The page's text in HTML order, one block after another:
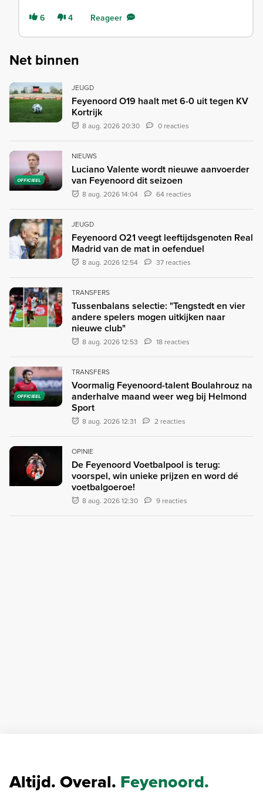
6 4 Reageer
Net binnen
JEUGD
Feyenoord O19 haalt met 6-0 uit tegen KV
Kortrijk
8 aug. 2026 20:30 0 reacties
OFFICIEEL
NIEUWS
Luciano Valente wordt nieuwe aanvoerder
van Feyenoord dit seizoen
8 aug. 2026 14:04 64 reacties
JEUGD
Feyenoord O21 veegt leeftijdsgenoten Real
Madrid van de mat in oefenduel
8 aug. 2026 12:54 37 reacties
TRANSFERS
Tussenbalans selectie: "Tengstedt en vier
andere spelers mogen uitkijken naar
nieuwe club"
8 aug. 2026 12:53 18 reacties
OFFICIEEL
TRANSFERS
Voormalig Feyenoord-talent Boulahrouz na
anderhalve maand weer weg bij Helmond
Sport
8 aug. 2026 12:31 2 reacties
OPINIE
De Feyenoord Voetbalpool is terug:
voorspel, win unieke prijzen en word dé
voetbalgoeroe!
8 aug. 2026 12:30 9 reacties
Altijd. Overal. Feyenoord.